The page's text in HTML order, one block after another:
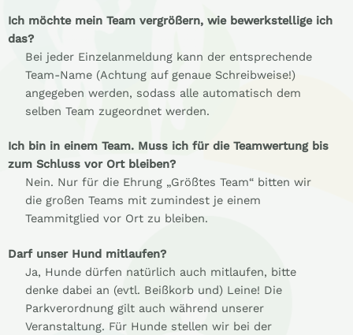
Ich möchte mein Team vergrößern, wie bewerkstellige ich
das?
Bei jeder Einzelanmeldung kann der entsprechende
Team-Name (Achtung auf genaue Schreibweise!)
angegeben werden, sodass alle automatisch dem
selben Team zugeordnet werden.
Ich bin in einem Team. Muss ich für die Teamwertung bis
zum Schluss vor Ort bleiben?
Nein. Nur für die Ehrung „Größtes Team“ bitten wir
die großen Teams mit zumindest je einem
Teammitglied vor Ort zu bleiben.
Darf unser Hund mitlaufen?
Ja, Hunde dürfen natürlich auch mitlaufen, bitte
denke dabei an (evtl. Beißkorb und) Leine! Die
Parkverordnung gilt auch während unserer
Veranstaltung. Für Hunde stellen wir bei der